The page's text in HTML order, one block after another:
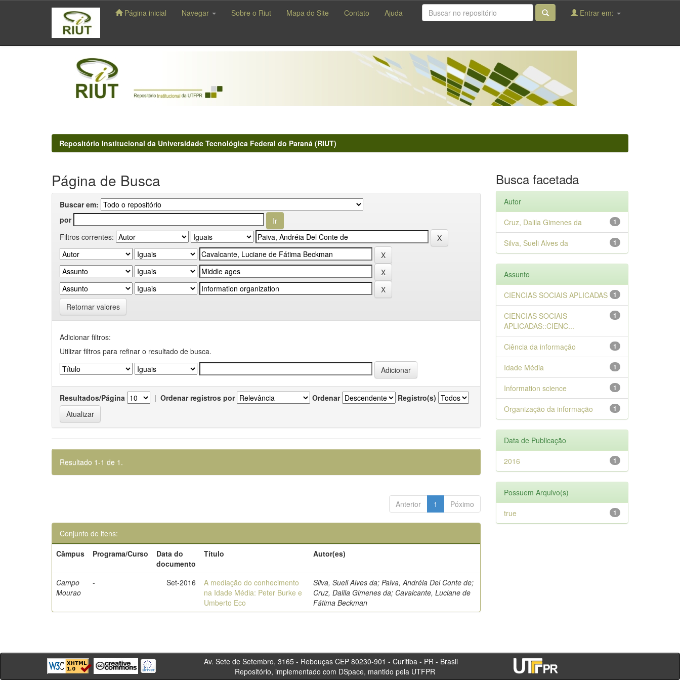
navigation
Página inicial Navegar Sobre o Riut Mapa do Site Contato Ajuda Entrar em:
Repositório Institucional da Universidade Tecnológica Federal do Paraná (RIUT)
Página de Busca
Buscar em:
por
Filtros correntes:
Retornar valores
Adicionar filtros:
Utilizar filtros para refinar o resultado de busca.
Resultados/Página | Ordenar registros por Ordenar Registro(s)
Resultado 1-1 de 1.
Anterior 1 Póximo
Conjunto de itens:
Câmpus
Programa/Curso
Data do
documento
Título Autor(es)
Campo
Mourao
- Set-2016
A mediação do conhecimento
na Idade Média: Peter Burke e
Umberto Eco
Silva, Sueli Alves da; Paiva, Andréia Del Conte de;
Cruz, Dalila Gimenes da; Cavalcante, Luciane de
Fátima Beckman
Busca facetada
Autor
1
Cruz, Dalila Gimenes da
1
Silva, Sueli Alves da
Assunto
1
CIENCIAS SOCIAIS APLICADAS
1
CIENCIAS SOCIAIS
APLICADAS::CIENC...
1
Ciência da informação
1
Idade Média
1
Information science
1
Organização da informação
Data de Publicação
1
2016
Possuem Arquivo(s)
1
true
Av. Sete de Setembro, 3165 - Rebouças CEP 80230-901 - Curitiba - PR - Brasil
Repositório, implementado com DSpace, mantido pela UTFPR